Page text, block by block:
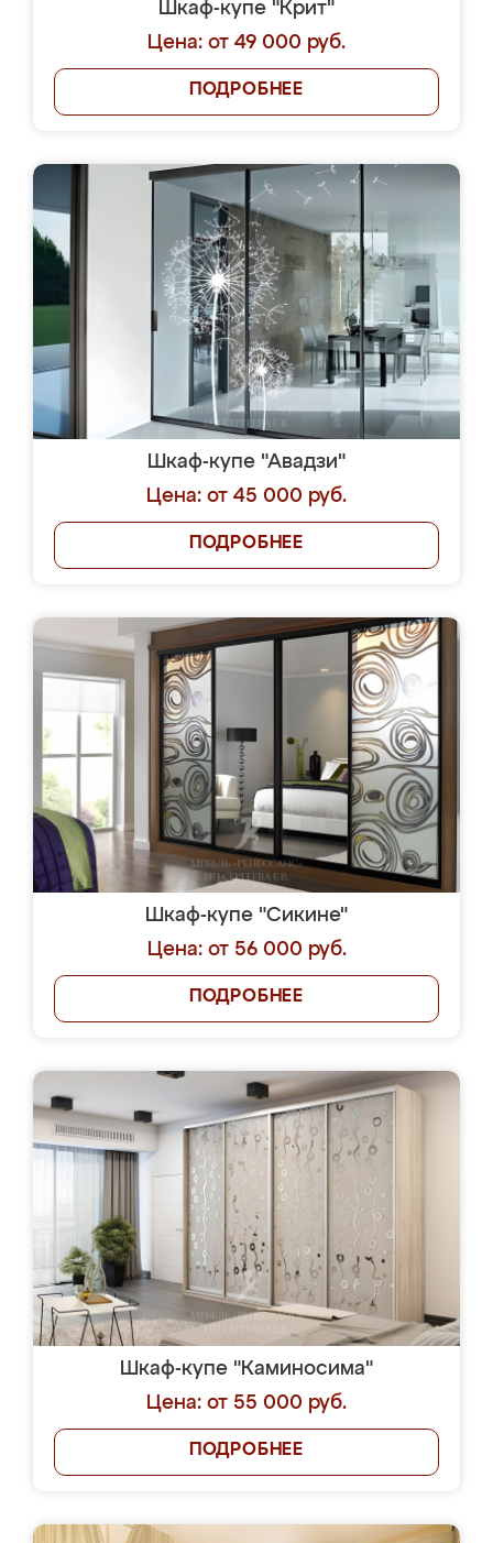
Шкаф-купе "Крит"
Цена: от 49 000 руб.
ПОДРОБНЕЕ
Шкаф-купе "Авадзи"
Цена: от 45 000 руб.
ПОДРОБНЕЕ
Шкаф-купе "Сикине"
Цена: от 56 000 руб.
ПОДРОБНЕЕ
Шкаф-купе "Каминосима"
Цена: от 55 000 руб.
ПОДРОБНЕЕ